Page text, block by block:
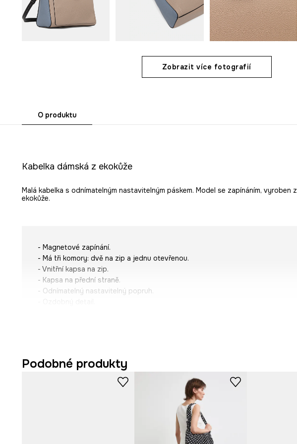
Zobrazit více fotografií
O produktu
Kabelka dámská z ekokůže
Malá kabelka s odnímatelným nastavitelným páskem. Model se zapínáním, vyroben z
ekokůže.
- Magnetové zapínání.
- Má tři komory: dvě na zip a jednu otevřenou.
- Vnitřní kapsa na zip.
- Kapsa na přední straně.
- Odnímatelný nastavitelný popruh.
- Spodní šířka: 23,5 cm.
Podobné produkty